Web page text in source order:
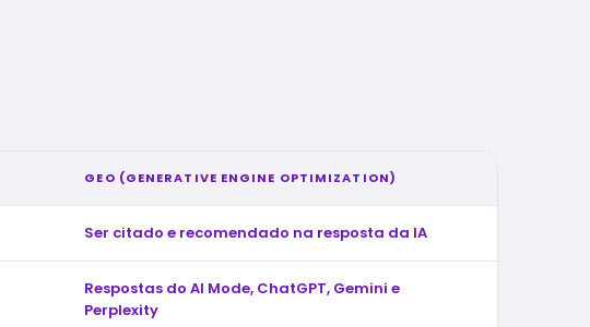
GEO (GENERATIVE ENGINE OPTIMIZATION)
Ser citado e recomendado na resposta da IA
Respostas do AI Mode, ChatGPT, Gemini e
Perplexity